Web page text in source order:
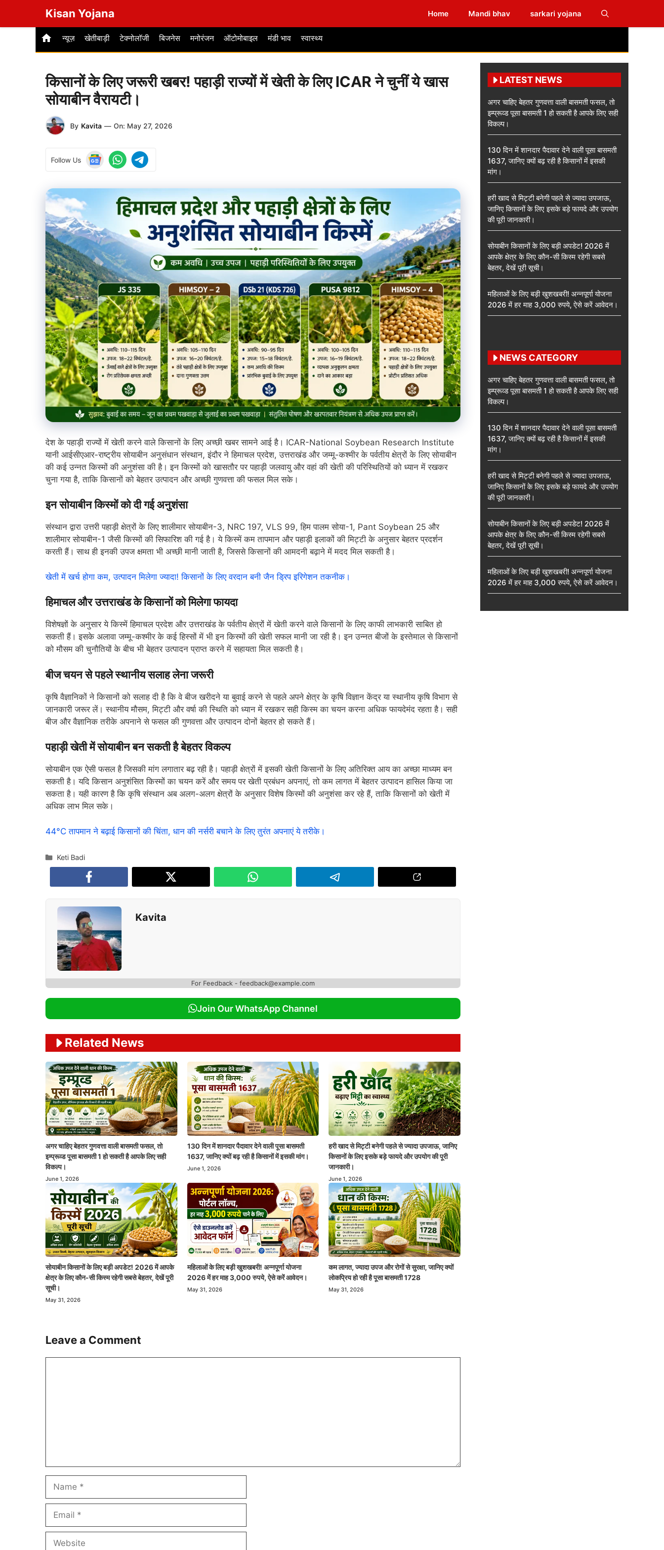
content
Kisan Yojana Home Mandi bhav sarkari yojana
न्यूज़ खेतीबाड़ी टेक्नोलॉजी बिजनेस मनोरंजन ऑटोमोबाइल मंडी भाव स्वास्थ्य
किसानों के लिए जरूरी खबर! पहाड़ी राज्यों में खेती के लिए ICAR ने चुनीं ये खास
सोयाबीन वैरायटी।
By Kavita — On: May 27, 2026
Follow Us
देश के पहाड़ी राज्यों में खेती करने वाले किसानों के लिए अच्छी खबर सामने आई है। ICAR-National Soybean Research Institute
यानी आईसीएआर-राष्ट्रीय सोयाबीन अनुसंधान संस्थान, इंदौर ने हिमाचल प्रदेश, उत्तराखंड और जम्मू-कश्मीर के पर्वतीय क्षेत्रों के लिए सोयाबीन
की कई उन्नत किस्मों की अनुशंसा की है। इन किस्मों को खासतौर पर पहाड़ी जलवायु और वहां की खेती की परिस्थितियों को ध्यान में रखकर
चुना गया है, ताकि किसानों को बेहतर उत्पादन और अच्छी गुणवत्ता की फसल मिल सके।
इन सोयाबीन किस्मों को दी गई अनुशंसा
संस्थान द्वारा उत्तरी पहाड़ी क्षेत्रों के लिए शालीमार सोयाबीन-3, NRC 197, VLS 99, हिम पालम सोया-1, Pant Soybean 25 और
शालीमार सोयाबीन-1 जैसी किस्मों की सिफारिश की गई है। ये किस्में कम तापमान और पहाड़ी इलाकों की मिट्टी के अनुसार बेहतर प्रदर्शन
करती हैं। साथ ही इनकी उपज क्षमता भी अच्छी मानी जाती है, जिससे किसानों की आमदनी बढ़ाने में मदद मिल सकती है।
खेती में खर्च होगा कम, उत्पादन मिलेगा ज्यादा! किसानों के लिए वरदान बनी जैन ड्रिप इरिगेशन तकनीक।
हिमाचल और उत्तराखंड के किसानों को मिलेगा फायदा
विशेषज्ञों के अनुसार ये किस्में हिमाचल प्रदेश और उत्तराखंड के पर्वतीय क्षेत्रों में खेती करने वाले किसानों के लिए काफी लाभकारी साबित हो
सकती हैं। इसके अलावा जम्मू-कश्मीर के कई हिस्सों में भी इन किस्मों की खेती सफल मानी जा रही है। इन उन्नत बीजों के इस्तेमाल से किसानों
को मौसम की चुनौतियों के बीच भी बेहतर उत्पादन प्राप्त करने में सहायता मिल सकती है।
बीज चयन से पहले स्थानीय सलाह लेना जरूरी
कृषि वैज्ञानिकों ने किसानों को सलाह दी है कि वे बीज खरीदने या बुवाई करने से पहले अपने क्षेत्र के कृषि विज्ञान केंद्र या स्थानीय कृषि विभाग से
जानकारी जरूर लें। स्थानीय मौसम, मिट्टी और वर्षा की स्थिति को ध्यान में रखकर सही किस्म का चयन करना अधिक फायदेमंद रहता है। सही
बीज और वैज्ञानिक तरीके अपनाने से फसल की गुणवत्ता और उत्पादन दोनों बेहतर हो सकते हैं।
पहाड़ी खेती में सोयाबीन बन सकती है बेहतर विकल्प
सोयाबीन एक ऐसी फसल है जिसकी मांग लगातार बढ़ रही है। पहाड़ी क्षेत्रों में इसकी खेती किसानों के लिए अतिरिक्त आय का अच्छा माध्यम बन
सकती है। यदि किसान अनुशंसित किस्मों का चयन करें और समय पर खेती प्रबंधन अपनाएं, तो कम लागत में बेहतर उत्पादन हासिल किया जा
सकता है। यही कारण है कि कृषि संस्थान अब अलग-अलग क्षेत्रों के अनुसार विशेष किस्मों की अनुशंसा कर रहे हैं, ताकि किसानों को खेती में
अधिक लाभ मिल सके।
44°C तापमान ने बढ़ाई किसानों की चिंता, धान की नर्सरी बचाने के लिए तुरंत अपनाएं ये तरीके।
Categories
Keti Badi
Kavita
For Feedback - feedback@example.com
Join Our WhatsApp Channel
Related News
अगर चाहिए बेहतर गुणवत्ता वाली बासमती फसल, तो
इम्प्रूव्ड पूसा बासमती 1 हो सकती है आपके लिए सही
विकल्प।
June 1, 2026
130 दिन में शानदार पैदावार देने वाली पूसा बासमती
1637, जानिए क्यों बढ़ रही है किसानों में इसकी मांग।
June 1, 2026
हरी खाद से मिट्टी बनेगी पहले से ज्यादा उपजाऊ, जानिए
किसानों के लिए इसके बड़े फायदे और उपयोग की पूरी
जानकारी।
June 1, 2026
सोयाबीन किसानों के लिए बड़ी अपडेट! 2026 में आपके
क्षेत्र के लिए कौन-सी किस्म रहेगी सबसे बेहतर, देखें पूरी
सूची।
May 31, 2026
महिलाओं के लिए बड़ी खुशखबरी! अन्नपूर्णा योजना
2026 में हर माह 3,000 रुपये, ऐसे करें आवेदन।
May 31, 2026
कम लागत, ज्यादा उपज और रोगों से सुरक्षा, जानिए क्यों
लोकप्रिय हो रही है पूसा बासमती 1728
May 31, 2026
Leave a Comment
LATEST NEWS
अगर चाहिए बेहतर गुणवत्ता वाली बासमती फसल, तो
इम्प्रूव्ड पूसा बासमती 1 हो सकती है आपके लिए सही
विकल्प।
130 दिन में शानदार पैदावार देने वाली पूसा बासमती
1637, जानिए क्यों बढ़ रही है किसानों में इसकी
मांग।
हरी खाद से मिट्टी बनेगी पहले से ज्यादा उपजाऊ,
जानिए किसानों के लिए इसके बड़े फायदे और उपयोग
की पूरी जानकारी।
सोयाबीन किसानों के लिए बड़ी अपडेट! 2026 में
आपके क्षेत्र के लिए कौन-सी किस्म रहेगी सबसे
बेहतर, देखें पूरी सूची।
महिलाओं के लिए बड़ी खुशखबरी! अन्नपूर्णा योजना
2026 में हर माह 3,000 रुपये, ऐसे करें आवेदन।
NEWS CATEGORY
अगर चाहिए बेहतर गुणवत्ता वाली बासमती फसल, तो
इम्प्रूव्ड पूसा बासमती 1 हो सकती है आपके लिए सही
विकल्प।
130 दिन में शानदार पैदावार देने वाली पूसा बासमती
1637, जानिए क्यों बढ़ रही है किसानों में इसकी
मांग।
हरी खाद से मिट्टी बनेगी पहले से ज्यादा उपजाऊ,
जानिए किसानों के लिए इसके बड़े फायदे और उपयोग
की पूरी जानकारी।
सोयाबीन किसानों के लिए बड़ी अपडेट! 2026 में
आपके क्षेत्र के लिए कौन-सी किस्म रहेगी सबसे
बेहतर, देखें पूरी सूची।
महिलाओं के लिए बड़ी खुशखबरी! अन्नपूर्णा योजना
2026 में हर माह 3,000 रुपये, ऐसे करें आवेदन।